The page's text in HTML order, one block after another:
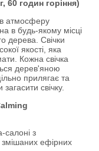
60 годин горіння)
в атмосферу
в будь-якому місці
дерева. Свічки
якості, яка
Кожна свічка
дерев'яною
прилягає та
свічку.
салоні з
ефірних